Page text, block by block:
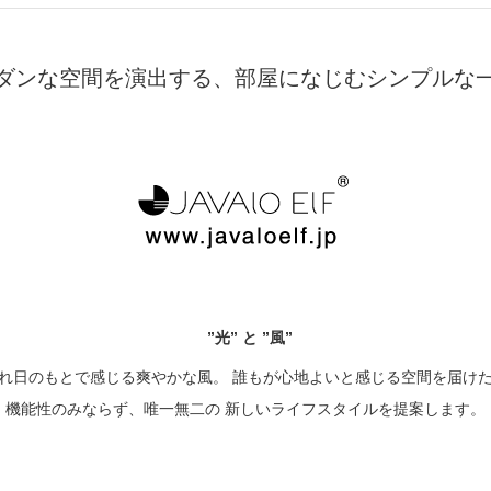
ブランド
ンな空間を演出する、部屋になじむシンプルな
”光” と ”風”
日のもとで感じる爽やかな風。 誰もが心地よいと感じる空間を届けた
機能性のみならず、唯一無二の 新しいライフスタイルを提案します。